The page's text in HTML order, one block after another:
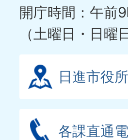
開庁時間：午前
（土曜日・日
日進市役
各課直通